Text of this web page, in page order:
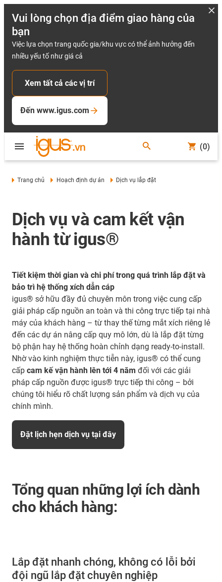
Vui lòng chọn địa điểm giao hàng của
bạn
Việc lựa chọn trang quốc gia/khu vực có thể ảnh hưởng đến
nhiều yếu tố như giá cả
Xem tất cả các vị trí
Đến www.igus.com
(0)
Trang chủ Hoạch định dự án Dịch vụ lắp đặt
Dịch vụ và cam kết vận
hành từ igus®
Tiết kiệm thời gian và chi phí trong quá trình lắp đặt và
bảo trì hệ thống xích dẫn cáp
igus® sở hữu đầy đủ chuyên môn trong việc cung cấp
giải pháp cấp nguồn an toàn và thi công trực tiếp tại nhà
máy của khách hàng – từ thay thế từng mắt xích riêng lẻ
đến các dự án nâng cấp quy mô lớn, dù là lắp đặt từng
bộ phận hay hệ thống hoàn chỉnh dạng ready-to-install.
Nhờ vào kinh nghiệm thực tiễn này, igus® có thể cung
cấp cam kế vận hành lên tới 4 năm đối với các giải
pháp cấp nguồn được igus® trực tiếp thi công – bởi
chúng tôi hiểu rõ chất lượng sản phẩm và dịch vụ của
chính mình.
Đặt lịch hẹn dịch vụ tại đây
Tổng quan những lợi ích dành
cho khách hàng:
Lắp đặt nhanh chóng, không có lỗi bởi
đội ngũ lắp đặt chuyên nghiệp